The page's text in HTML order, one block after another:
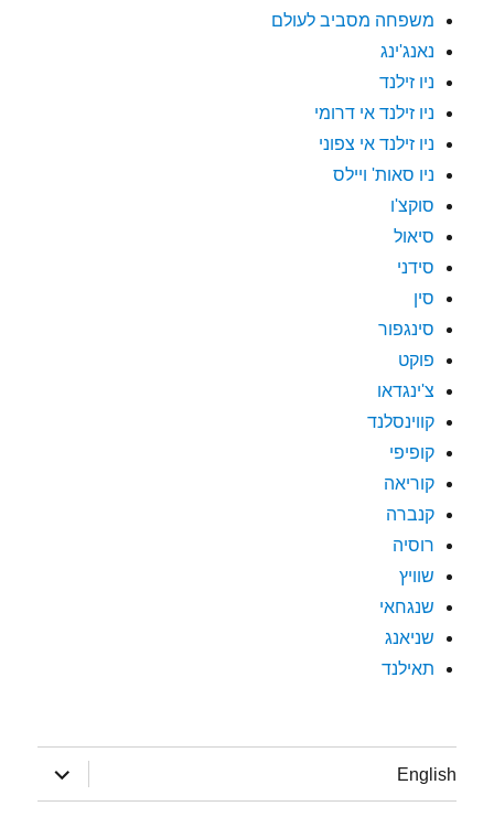
משפחה מסביב לעולם
נאנג'ינג
ניו זילנד
ניו זילנד אי דרומי
ניו זילנד אי צפוני
ניו סאות' ויילס
סוקצ'ו
סיאול
סידני
סין
סינגפור
פוקט
צ'ינגדאו
קווינסלנד
קופיפי
קוריאה
קנברה
רוסיה
שוויץ
שנגחאי
שניאנג
תאילנד
English
הצג
תפריט